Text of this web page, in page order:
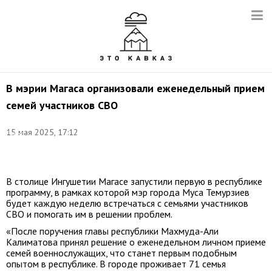
В мэрии Магаса организовали еженедельный прием
семей участников СВО
15 мая 2025, 17:12
Елена
В столице Ингушетии Магасе запустили первую в республике
программу, в рамках которой мэр города Муса Темурзиев
будет каждую неделю встречаться с семьями участников
СВО и помогать им в решении проблем.
«После поручения главы республики Махмуда-Али
Калиматова принял решение о еженедельном личном приеме
семей военнослужащих, что станет первым подобным
опытом в республике. В городе проживает 71 семья